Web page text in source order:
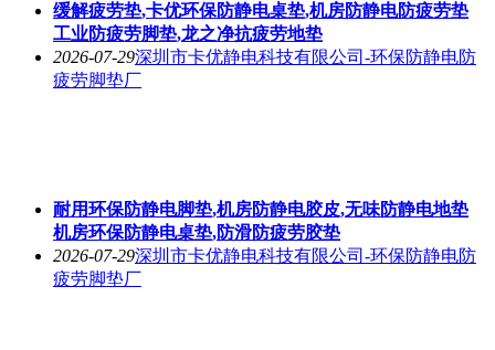
缓解疲劳垫,卡优环保防静电桌垫,机房防静电防疲劳垫
工业防疲劳脚垫,龙之净抗疲劳地垫
2026-07-29深圳市卡优静电科技有限公司-环保防静电防
疲劳脚垫厂
耐用环保防静电脚垫,机房防静电胶皮,无味防静电地垫
机房环保防静电桌垫,防滑防疲劳胶垫
2026-07-29深圳市卡优静电科技有限公司-环保防静电防
疲劳脚垫厂